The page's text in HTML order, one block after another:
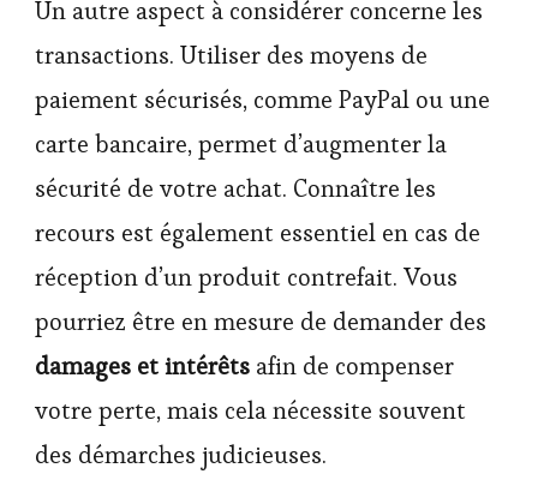
Un autre aspect à considérer concerne les
transactions. Utiliser des moyens de
paiement sécurisés, comme PayPal ou une
carte bancaire, permet d’augmenter la
sécurité de votre achat. Connaître les
recours est également essentiel en cas de
réception d’un produit contrefait. Vous
pourriez être en mesure de demander des
damages et intérêts afin de compenser
votre perte, mais cela nécessite souvent
des démarches judicieuses.